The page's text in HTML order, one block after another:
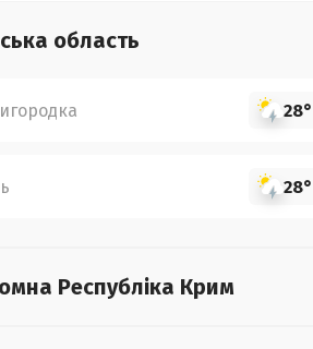
область
28°
28°
Республіка Крим